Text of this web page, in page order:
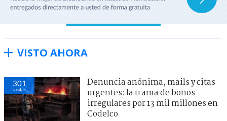
VISTO AHORA
301
visitas
Denuncia anónima, mails y citas
urgentes: la trama de bonos
irregulares por 13 mil millones en
Codelco